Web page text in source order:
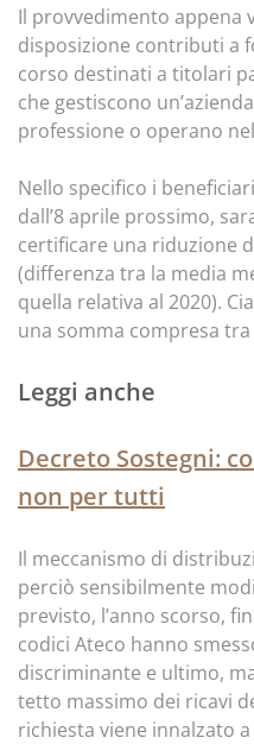
Il provvedimento appena
disposizione contributi a
corso destinati a titolari
che gestiscono
professione o operano
Nello specifico i
dall’8 aprile prossimo,
certificare una riduzione
(differenza tra la media
quella relativa al 2020).
una somma compresa
Leggi anche
Decreto Sostegni:
non per tutti
Il meccanismo di
perciò sensibilmente
previsto, l’anno scorso,
codici Ateco hanno
discriminante e ultimo,
tetto massimo dei ricavi
richiesta viene innalzato